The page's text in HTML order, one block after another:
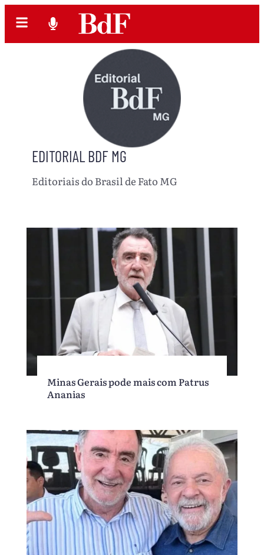
EDITORIAL BDF MG
Editoriais do Brasil de Fato MG
Minas Gerais pode mais com Patrus
Ananias